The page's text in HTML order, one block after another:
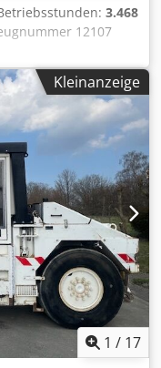
3.468
12107
Cedpjy T Uimefx
Kleinanzeige
1 / 17